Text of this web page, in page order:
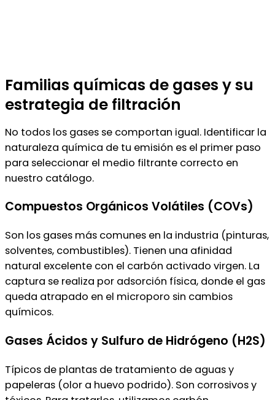
Familias químicas de gases y su
estrategia de filtración
No todos los gases se comportan igual. Identificar la
naturaleza química de tu emisión es el primer paso
para seleccionar el medio filtrante correcto en
nuestro catálogo.
Compuestos Orgánicos Volátiles (COVs)
Son los gases más comunes en la industria (pinturas,
solventes, combustibles). Tienen una afinidad
natural excelente con el carbón activado virgen. La
captura se realiza por adsorción física, donde el gas
queda atrapado en el microporo sin cambios
químicos.
Gases Ácidos y Sulfuro de Hidrógeno (H2S)
Típicos de plantas de tratamiento de aguas y
papeleras (olor a huevo podrido). Son corrosivos y